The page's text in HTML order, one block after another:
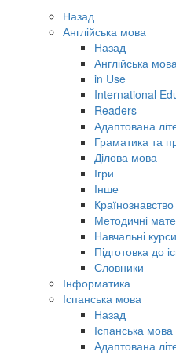
Назад
Англійська мова
Назад
Англійська
in Use
International
Readers
Адаптована
Граматика та
Ділова мова
Ігри
Інше
Країнознавство
Методичні
Навчальні курси
Підготовка до
Словники
Інформатика
Іспанська мова
Назад
Іспанська мова
Адаптована